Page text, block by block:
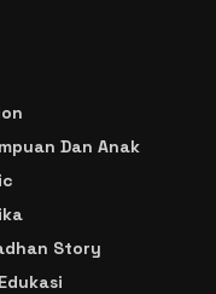
Dan Anak
Story